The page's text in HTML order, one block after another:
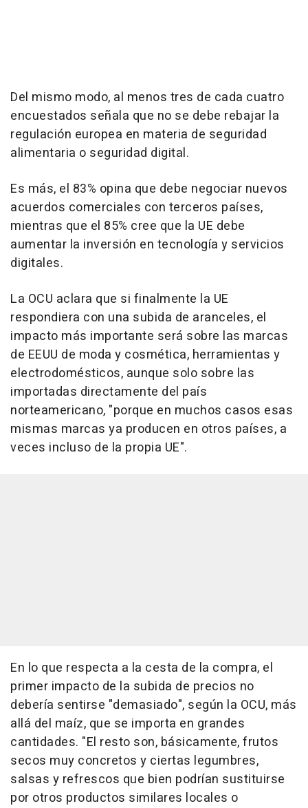
Del mismo modo, al menos tres de cada cuatro
encuestados señala que no se debe rebajar la
regulación europea en materia de seguridad
alimentaria o seguridad digital.
Es más, el 83% opina que debe negociar nuevos
acuerdos comerciales con terceros países,
mientras que el 85% cree que la UE debe
aumentar la inversión en tecnología y servicios
digitales.
La OCU aclara que si finalmente la UE
respondiera con una subida de aranceles, el
impacto más importante será sobre las marcas
de EEUU de moda y cosmética, herramientas y
electrodomésticos, aunque solo sobre las
importadas directamente del país
norteamericano, "porque en muchos casos esas
mismas marcas ya producen en otros países, a
veces incluso de la propia UE".
En lo que respecta a la cesta de la compra, el
primer impacto de la subida de precios no
debería sentirse "demasiado", según la OCU, más
allá del maíz, que se importa en grandes
cantidades. "El resto son, básicamente, frutos
secos muy concretos y ciertas legumbres,
salsas y refrescos que bien podrían sustituirse
por otros productos similares locales o